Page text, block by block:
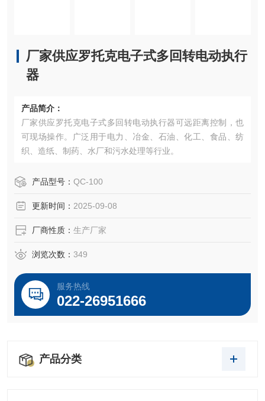
厂家供应罗托克电子式多回转电动执行
器
产品简介：
厂家供应罗托克电子式多回转电动执行器可远距离控制，也
可现场操作。广泛用于电力、冶金、石油、化工、食品、纺
织、造纸、制药、水厂和污水处理等行业。
产品型号： QC-100
更新时间： 2025-09-08
厂商性质： 生产厂家
浏览次数： 349
服务热线
022-26951666
产品分类